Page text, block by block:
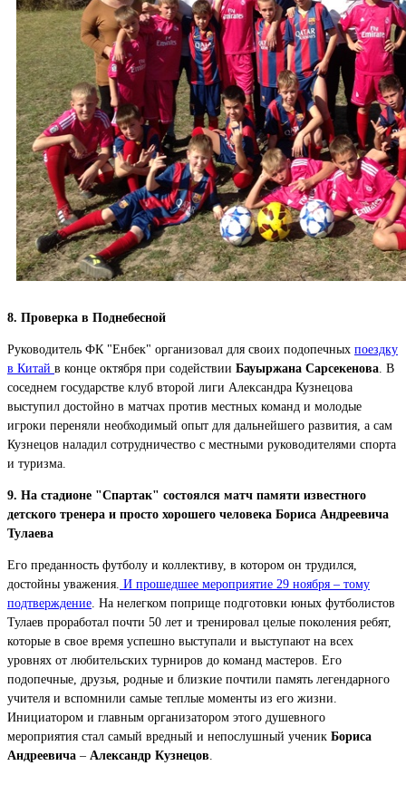
8. Проверка в Поднебесной
Руководитель ФК "Енбек" организовал для своих подопечных поездку
в Китай в конце октября при содействии Бауыржана Сарсекенова . В
соседнем государстве клуб второй лиги Александра Кузнецова
выступил достойно в матчах против местных команд и молодые
игроки переняли необходимый опыт для дальнейшего развития, а сам
Кузнецов наладил сотрудничество с местными руководителями спорта
и туризма.
9. На стадионе "Спартак" состоялся матч памяти известного
детского тренера и просто хорошего человека Бориса Андреевича
Тулаева
Его преданность футболу и коллективу, в котором он трудился,
достойны уважения. И прошедшее мероприятие 29 ноября – тому
подтверждение . На нелегком поприще подготовки юных футболистов
Тулаев проработал почти 50 лет и тренировал целые поколения ребят,
которые в свое время успешно выступали и выступают на всех
уровнях от любительских турниров до команд мастеров. Его
подопечные, друзья, родные и близкие почтили память легендарного
учителя и вспомнили самые теплые моменты из его жизни.
Инициатором и главным организатором этого душевного
мероприятия стал самый вредный и непослушный ученик Бориса
Андреевича – Александр Кузнецов